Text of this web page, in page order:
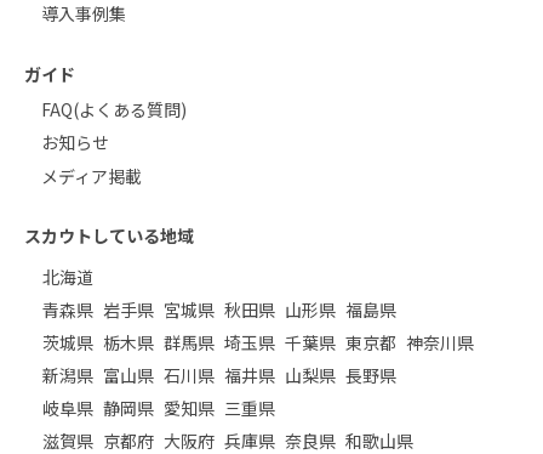
導入事例集
ガイド
FAQ(よくある質問)
お知らせ
メディア掲載
スカウトしている地域
北海道
青森県 岩手県 宮城県 秋田県 山形県 福島県
茨城県 栃木県 群馬県 埼玉県 千葉県 東京都 神奈川県
新潟県 富山県 石川県 福井県 山梨県 長野県
岐阜県 静岡県 愛知県 三重県
滋賀県 京都府 大阪府 兵庫県 奈良県 和歌山県